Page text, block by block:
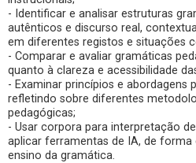
- Identificar e analisar estruturas
autênticos e discurso real,
em diferentes registos e situações
- Comparar e avaliar gramáticas
quanto à clareza e acessibilidade
- Examinar princípios e abordagens
refletindo sobre diferentes
pedagógicas;
- Usar corpora para interpretação
aplicar ferramentas de IA, de forma
ensino da gramática.